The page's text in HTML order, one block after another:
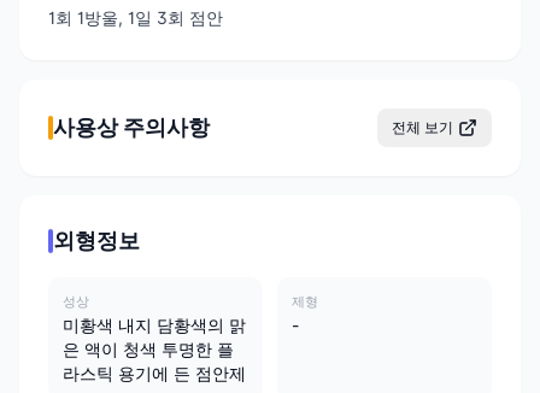
1회 1방울, 1일 3회 점안
사용상 주의사항 전체 보기
외형정보
성상
미황색 내지 담황색의 맑
은 액이 청색 투명한 플
라스틱 용기에 든 점안제
제형
-